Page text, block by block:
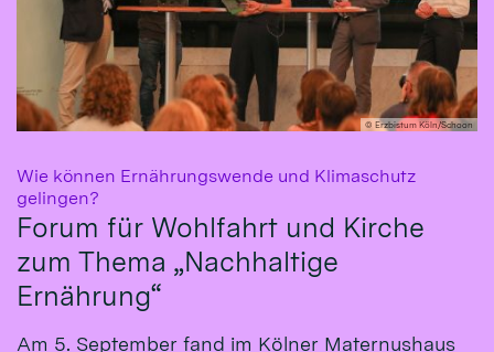
© Erzbistum Köln/Schoon
Wie können Ernährungswende und Klimaschutz
gelingen?
Forum für Wohlfahrt und Kirche
zum Thema „Nachhaltige
Ernährung“
Am 5. September fand im Kölner Maternushaus